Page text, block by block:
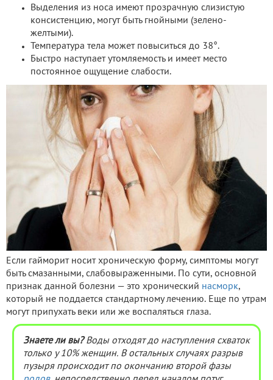
Выделения из носа имеют прозрачную слизистую
консистенцию, могут быть гнойными (зелено-
желтыми).
Температура тела может повыситься до 38°.
Быстро наступает утомляемость и имеет место
постоянное ощущение слабости.
Если гайморит носит хроническую форму, симптомы могут
быть смазанными, слабовыраженными. По сути, основной
признак данной болезни — это хронический насморк,
который не поддается стандартному лечению. Еще по утрам
могут припухать веки или же воспаляться глаза.
Знаете ли вы? Воды отходят до наступления схваток
только у 10% женщин. В остальных случаях разрыв
пузыря происходит по окончанию второй фазы